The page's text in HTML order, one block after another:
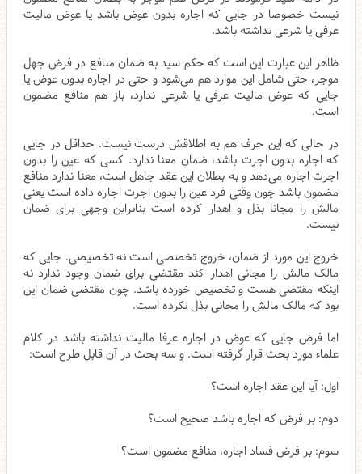
نیست خصوصا در جایی که اجاره بدون عوض باشد یا عوض مالیت
عرفی یا شرعی نداشته باشد.
ظاهر این عبارت این است که حکم سید به ضمان منافع در فرض جهل
موجر، حتی شامل این موارد هم می‌شود و حتی در اجاره بدون عوض یا
جایی که عوض مالیت عرفی یا شرعی ندارد، باز هم منافع مضمون
است.
در حالی که این حرف هم به اطلاقش درست نیست. حداقل در جایی
که اجاره بدون اجرت باشد، ضمان معنا ندارد. کسی که عین را بدون
اجرت اجاره می‌دهد و به بطلان این عقد جاهل است، معنا ندارد منافع
مضمون باشد چون وقتی فرد عین را بدون اجرت اجاره داده است یعنی
مالش را مجانا بذل و اهدار کرده است بنابراین وجهی برای ضمان
نیست.
خروج این مورد از ضمان، خروج تخصصی است نه تخصیصی. جایی که
مالک مالش را مجانی اهدار کند مقتضی برای ضمان وجود ندارد نه
اینکه مقتضی هست و تخصیص خورده باشد. چون مقتضی ضمان این
بود که مالک مالش را مجانی بذل نکرده است.
اما فرض جایی که عوض در اجاره عرفا مالیت نداشته باشد در کلام
علماء مورد بحث قرار گرفته است. و سه بحث در آن قابل طرح است:
اول: آیا این عقد اجاره است؟
دوم: بر فرض که اجاره باشد صحیح است؟
سوم: بر فرض فساد اجاره، منافع مضمون است؟